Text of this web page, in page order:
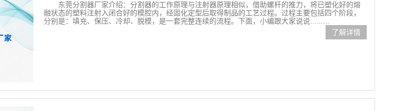
东莞分割器厂家介绍：分割器的工作原理与注射器原理相似，借助螺杆的推力，将已塑化好的熔
融状态的塑料注射入闭合好的模腔内，经固化定型后取得制品的工艺过程。过程主要包括四个阶段，
分别是：填充、保压、冷却、脱模，是一套完整连续的流程。下面，小编跟大家说说......…
了解详情